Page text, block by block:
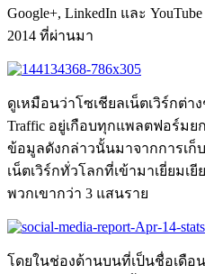
Google+, LinkedIn และ
2014 ที่ผ่านมา
ดูเหมือนว่าโซเชียลเน็ตเวิร์กต่า
Traffic อยู่เกือบทุกแพลตฟอร์มยก
ข้อมูลดังกล่าวนั้นมาจากการเก็
เน็ตเวิร์กทั่วโลกที่เข้ามาเยี่ยมเ
พวกเขากว่า 3 แสนราย
โดยในช่องด้านบนที่เป็นชื่อเดือ